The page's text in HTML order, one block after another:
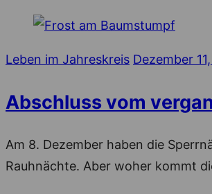
Leben im Jahreskreis Posted
Dezember
Abschluss vom
Am 8. Dezember haben die
Rauhnächte. Aber woher kommt